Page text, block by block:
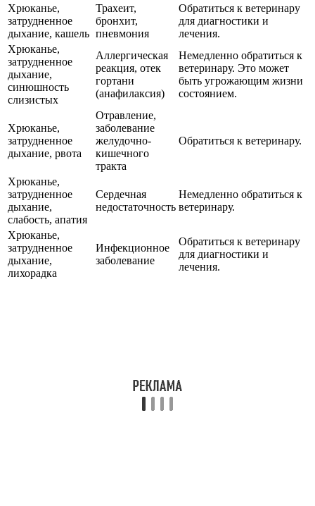
Хрюканье,
затрудненное
дыхание, кашель
Трахеит,
бронхит,
пневмония
Обратиться к ветеринару
для диагностики и
лечения.
Хрюканье,
затрудненное
дыхание,
синюшность
слизистых
Аллергическая
реакция, отек
гортани
(анафилаксия)
Немедленно обратиться к
ветеринару. Это может
быть угрожающим жизни
состоянием.
Хрюканье,
затрудненное
дыхание, рвота
Отравление,
заболевание
желудочно-
кишечного
тракта
Обратиться к ветеринару.
Хрюканье,
затрудненное
дыхание,
слабость, апатия
Сердечная
недостаточность
Немедленно обратиться к
ветеринару.
Хрюканье,
затрудненное
дыхание,
лихорадка
Инфекционное
заболевание
Обратиться к ветеринару
для диагностики и
лечения.